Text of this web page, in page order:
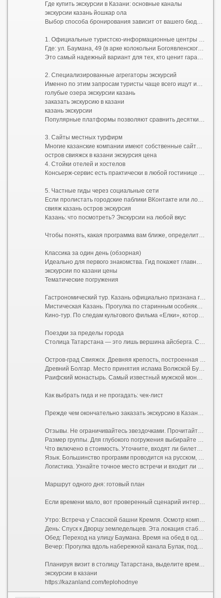
Где купить экскурсии в Казани: основные каналы
экскурсии казань йошкар ола
Выбор способа бронирования зависит от вашего бюджета, стиля путешествия и желания общаться с местными жителями.
1. Официальные туристско-информационные центры (ТИЦ)
Где: ул. Баумана, 49 (в арке колокольни Богоявленского собора) и в аэропорту «Казань».
Это самый надежный вариант для тех, кто ценит гарантированное качество. Здесь можно бесплатно взять карту города, получить консультацию и сразу же оплатить сертифицированные туры. Цены здесь фиксированные, без скрытых комиссий.
2. Специализированные агрегаторы экскурсий
Именно по этим запросам туристы чаще всего ищут информацию в сети:
голубые озера экскурсии казань
заказать экскурсию в казани
казань экскурсии
Популярные платформы позволяют сравнить десятки предложений от частных гидов и агентств. Вы можете прочитать реальные отзывы, посмотреть фотографии маршрутов и забронировать место онлайн за пару минут. Это идеальный способ найти бюджетные групповые прогулки или уникальные авторские программы.
3. Сайты местных турфирм
Многие казанские компании имеют собственные сайты с удобным календарем бронирования. Если вы хотите заказать экскурсию по Казани заранее, еще до приезда в город, этот способ подойдет лучше всего. Часто при раннем бронировании на сайте предоставляются скидки.
остров свияжск в казани экскурсия цена
4. Стойки отелей и хостелов
Консьерж-сервис есть практически в любой гостинице в центре. Удобство заключается в том, что вам никуда не нужно идти — достаточно спуститься на ресепшен. Минус — выбор обычно ограничен 2–3 стандартными маршрутами, а цена может быть выше из-за комиссии отеля.
5. Частные гиды через социальные сети
Если пролистать городские паблики ВКонтакте или локальные Telegram-каналы, можно найти предложения напрямую от жителей. Этот путь позволяет договориться об индивидуальном графике и нестандартной программе, но требует осторожности: всегда просите предоплату только через безопасную сделку площадки.
свияж казань остров экскурсия
Казань: что посмотреть? Экскурсии на любой вкус
Чтобы понять, какая программа вам ближе, определитесь с форматом. Вот самые популярные направления, отвечающие на запрос «интересные экскурсии по Казани»:
Классика за один день (обзорная)
Идеально для первого знакомства. Гид покажет главные символы города: Казанский Кремль с падающей башней Сююмбике и мечетью Кул-Шариф, пешеходную улицу Баумана, Старо-Татарскую слободу с ее расписными деревянными домами, озеро Кабан и театр имени Камала. Обычно такие туры включают дегустацию местного чая с чак-чаком.
экскурсии по казани цены
Тематические погружения
Гастрономический тур. Казань официально признана гастрономической столицей России. На такой экскурсии вас проведут по лучшим заведениям национальной кухни, научат отличать эчпочмак от перемяча и расскажут секреты приготовления идеального кыстыбыя.
Мистическая Казань. Прогулка по старинным особнякам с привидениями, купеческим усадьбам и местам силы. Вам расскажут о татарских духах (шурале и убыр), подземных ходах под Кремлем и проклятиях древних ханов.
Кино-тур. По следам культового фильма «Елки», который снимали в Иннополисе и Свияжске, или других картин, запечатлевших виды столицы Татарстана.
Поездки за пределы города
Столица Татарстана — это лишь вершина айсберга. Самые впечатляющие впечатления ждут за городской чертой:
Остров-град Свияжск. Древняя крепость, построенная войском Ивана Грозного за четыре недели. Сегодня это музей-заповедник с потрясающими фресками Успенского собора, входящего в список наследия ЮНЕСКО.
Древний Болгар. Место принятия ислама Волжской Булгарией. Величественные руины, Белая мечеть, напоминающая индийский Тадж-Махал, и Музей болгарской цивилизации.
Раифский монастырь. Самый известный мужской монастырь республики, расположенный в живописном лесу на берегу Раифского озера. Сюда едут ради умиротворяющей атмосферы и местной святыни — Грузинской иконы Божией Матери.
Как выбрать гида и не прогадать: чек-лист
Прежде чем окончательно заказать экскурсию в Казани, проверьте несколько моментов:
Отзывы. Не ограничивайтесь звездочками. Прочитайте последние комментарии, обращая внимание на то, насколько живым был рассказ гида и соблюдался ли тайминг.
Размер группы. Для глубокого погружения выбирайте мини-группы до 8 человек или индивидуальные туры. В больших автобусах на 40 мест часто плохо слышно аудиогид.
Что включено в стоимость. Уточните, входят ли билеты в музеи (например, в Башню Сююмбике или Благовещенский собор), дегустации и транспортные расходы.
Язык. Большинство программ проводится на русском, но в ТИЦ и крупных агентствах легко найти англоязычных или даже франкоговорящих специалистов.
Логистика. Узнайте точное место встречи и входит ли трансфер от вашего отеля в цену.
Маршрут одного дня: готовый план
Если времени мало, вот проверенный сценарий интересной пешей экскурсии:
Утро: Встреча у Спасской башни Кремля. Осмотр комплекса изнутри (мечеть Кул-Шариф, пушечный двор).
День: Спуск к Дворцу земледельцев. Эта локация стабильно попадает в подборки «казань что посмотреть экскурсии» благодаря своей монументальной архитектуре, напоминающей Хофбург в Вене.
Обед: Переход на улицу Баумана. Время на обед в одном из национальных кафе.
Вечер: Прогулка вдоль набережной канала Булак, подъем на смотровую площадку центра семьи «Казан» (в форме гигантского котла) и завершение дня в Старо-Татарской слободе с чашкой травяного чая.
Планируя визит в столицу Татарстана, выделите время на изучение не только парадных фасадов, но и тихих дворов. Именно там скрывается настоящая душа города, которую так любят показывать местные краеведы. Забронируйте свой идеальный маршрут, чтобы поездка оставила только теплые воспоминания.
экскурсии в казани
https://kazanland.com/teplohodnye